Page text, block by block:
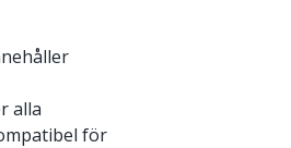
alla
för